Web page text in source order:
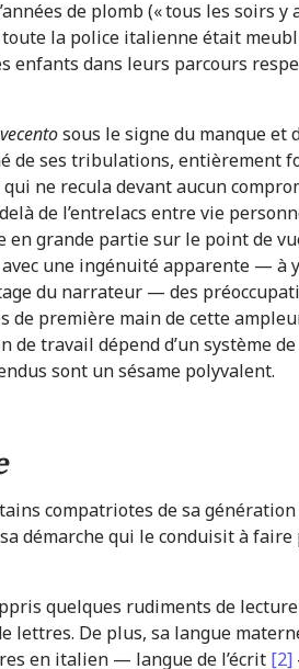
de plomb (« tous les soirs y
la police italienne était
enfants dans leurs parcours
sous le signe du manque et
de ses tribulations, entièrement
ne recula devant aucun
de l’entrelacs entre vie
en grande partie sur le point de
avec une ingénuité apparente — à
du narrateur — des
de première main de cette
travail dépend d’un système
sont un sésame polyvalent.
compatriotes de sa
démarche qui le conduisit à
quelques rudiments de lecture
lettres. De plus, sa langue
en italien — langue de l’écrit [2]